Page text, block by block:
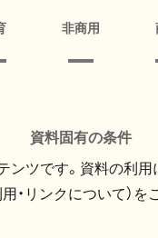
非商用
資料固有の条件
ツです。資料の利用
・リンクについて）を